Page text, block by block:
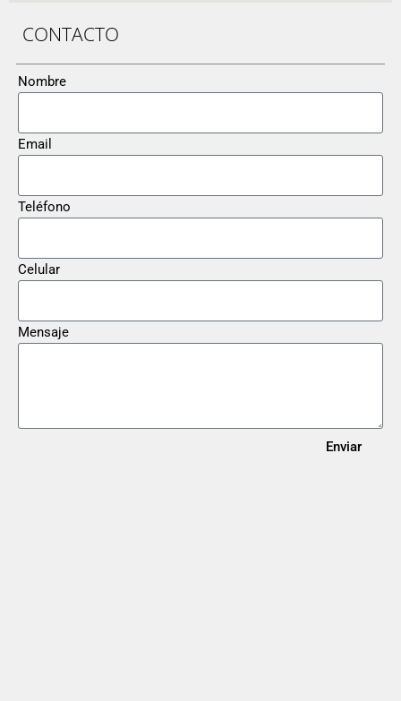
CONTACTO
Nombre
Email
Teléfono
Celular
Mensaje
Enviar